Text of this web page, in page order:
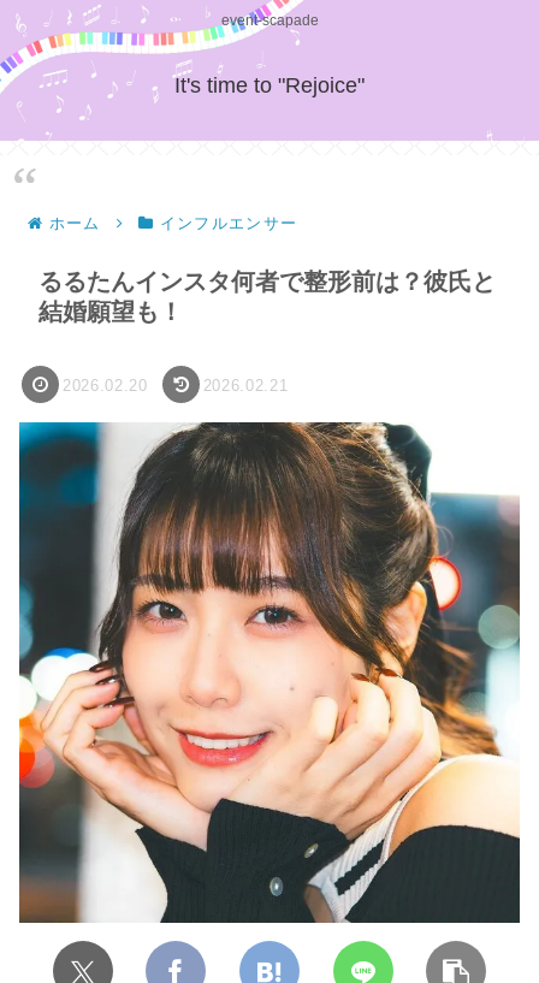
event-scapade
It's time to "Rejoice"
ホーム インフルエンサー
るるたんインスタ何者で整形前は？彼氏と
結婚願望も！
2026.02.20 2026.02.21